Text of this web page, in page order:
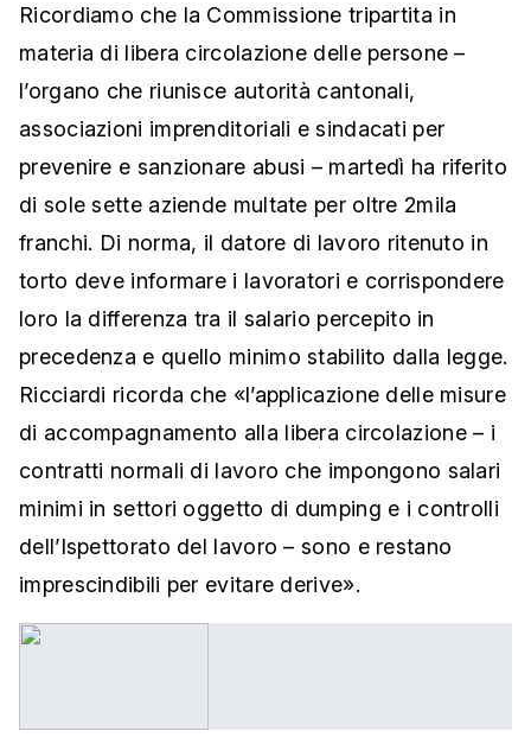
Ricordiamo che la Commissione tripartita in
materia di libera circolazione delle persone –
l’organo che riunisce autorità cantonali,
associazioni imprenditoriali e sindacati per
prevenire e sanzionare abusi – martedì ha riferito
di sole sette aziende multate per oltre 2mila
franchi. Di norma, il datore di lavoro ritenuto in
torto deve informare i lavoratori e corrispondere
loro la differenza tra il salario percepito in
precedenza e quello minimo stabilito dalla legge.
Ricciardi ricorda che «l’applicazione delle misure
di accompagnamento alla libera circolazione – i
contratti normali di lavoro che impongono salari
minimi in settori oggetto di dumping e i controlli
dell’Ispettorato del lavoro – sono e restano
imprescindibili per evitare derive».